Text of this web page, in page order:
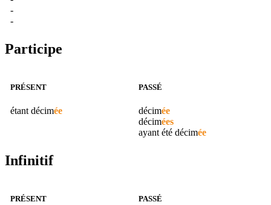
-
-
Participe
PRÉSENT
étant décimée
PASSÉ
décimée
décimées
ayant été décimée
Infinitif
PRÉSENT PASSÉ